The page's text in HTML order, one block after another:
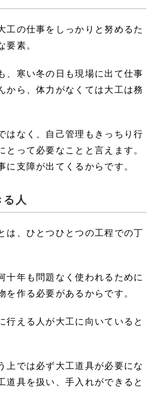
工の仕事をしっかりと努めるた
素。
、寒い冬の日も現場に出て仕事
から、体力がなくては大工は務
はなく、自己管理もきっちり行
とって必要なことと言えます。
支障が出てくるからです。
る人
は、ひとつひとつの工程での丁
十年も問題なく使われるために
を作る必要があるからです。
行える人が大工に向いていると
上では必ず大工道具が必要にな
道具を扱い、手入れができると